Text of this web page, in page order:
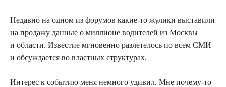
Недавно на одном из форумов какие-то жулики выставили
на продажу данные о миллионе водителей из Москвы
и области. Известие мгновенно разлетелось по всем СМИ
и обсуждается во властных структурах.
Интерес к событию меня немного удивил. Мне почему-то